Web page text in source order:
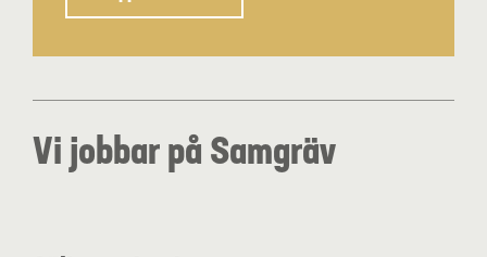
Vi jobbar på Samgräv